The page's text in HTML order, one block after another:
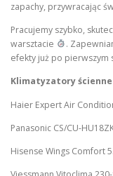
zapachy, przywracając
Pracujemy szybko,
warsztacie
.
efekty już po pierwszym
Klimatyzatory
Haier Expert Air
Panasonic CS/CU-
Hisense Wings Comfort